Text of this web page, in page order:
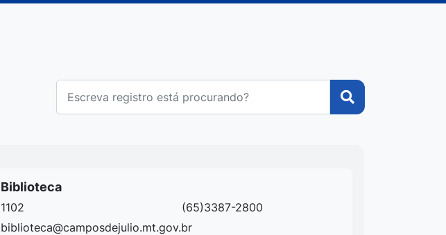
Biblioteca
1102
(65)3387-2800
biblioteca@camposdejulio.mt.gov.br